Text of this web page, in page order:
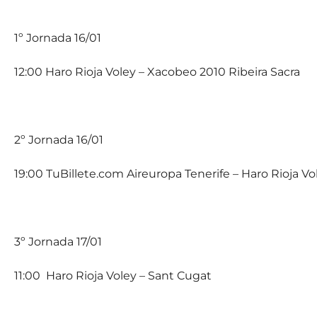
1º Jornada 16/01
12:00 Haro Rioja Voley – Xacobeo 2010 Ribeira Sacra
2º Jornada 16/01
19:00 TuBillete.com Aireuropa Tenerife – Haro Rioja
3º Jornada 17/01
11:00 Haro Rioja Voley – Sant Cugat